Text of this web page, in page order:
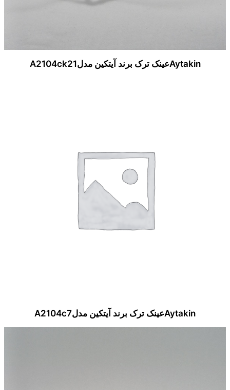
Aytakinعینک ترک برند آیتکین مدلA2104ck21
Aytakinعینک ترک برند آیتکین مدلA2104c7